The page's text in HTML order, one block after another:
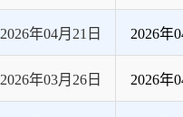
2026年04月21日 2026年
2026年03月26日 2026年